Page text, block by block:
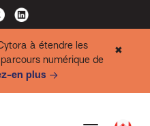
à étendre les
numérique de
en plus
✖